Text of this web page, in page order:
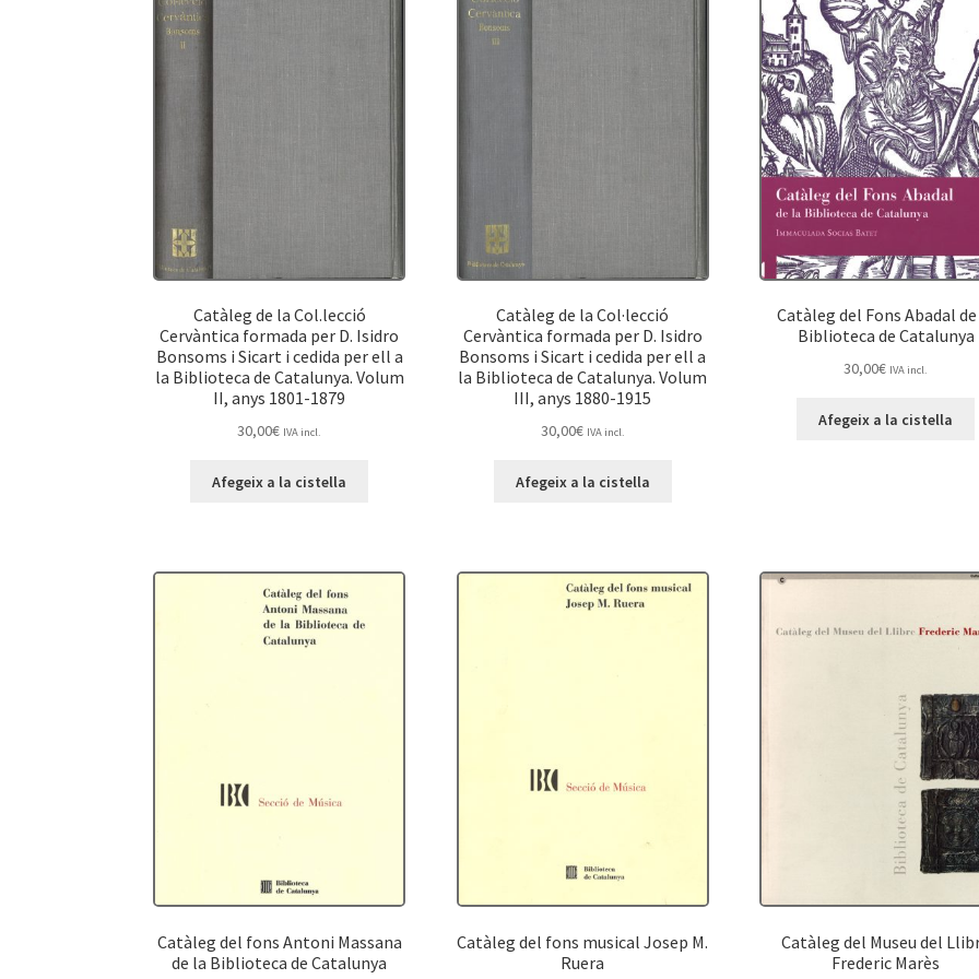
Catàleg de la Col.lecció
Cervàntica formada per D. Isidro
Bonsoms i Sicart i cedida per ell a
la Biblioteca de Catalunya. Volum
II, anys 1801-1879
30,00€ IVA incl.
Afegeix a la cistella
Catàleg de la Col·lecció
Cervàntica formada per D. Isidro
Bonsoms i Sicart i cedida per ell a
la Biblioteca de Catalunya. Volum
III, anys 1880-1915
30,00€ IVA incl.
Afegeix a la cistella
Catàleg del Fons Abadal
Biblioteca de Catalunya
30,00€ IVA incl.
Afegeix a la cistella
Catàleg del fons Antoni Massana
de la Biblioteca de Catalunya
Catàleg del fons musical Josep M.
Ruera
Catàleg del Museu del
Frederic Marès